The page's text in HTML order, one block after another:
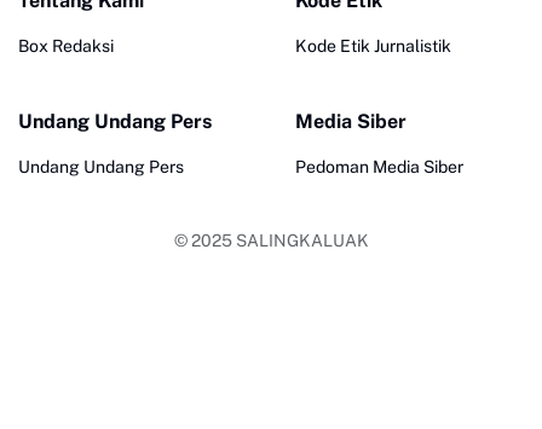
Box Redaksi Kode Etik Jurnalistik
Undang Undang Pers
Undang Undang Pers
Media Siber
Pedoman Media Siber
© 2025 SALINGKALUAK